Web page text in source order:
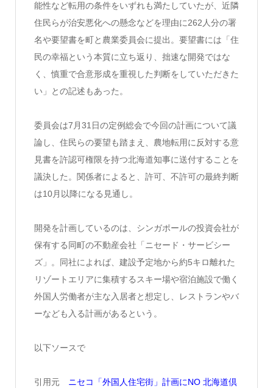
能性など転用の条件をいずれも満たしていたが、近隣
住民らが治安悪化への懸念などを理由に262人分の署
名や要望書を町と農業委員会に提出。要望書には「住
民の幸福という本質に立ち返り、拙速な開発ではな
く、慎重で合意形成を重視した判断をしていただきた
い」との記述もあった。
委員会は7月31日の定例総会で今回の計画について議
論し、住民らの要望も踏まえ、農地転用に反対する意
見書を許認可権限を持つ北海道知事に送付することを
議決した。関係者によると、許可、不許可の最終判断
は10月以降になる見通し。
開発を計画しているのは、シンガポールの投資会社が
保有する同町の不動産会社「ニセード・サービシー
ズ」。同社によれば、建設予定地から約5キロ離れた
リゾートエリアに集積するスキー場や宿泊施設で働く
外国人労働者が主な入居者と想定し、レストランやバ
ーなども入る計画があるという。
以下ソースで
引用元 ニセコ「外国人住宅街」計画にNO 北海道倶